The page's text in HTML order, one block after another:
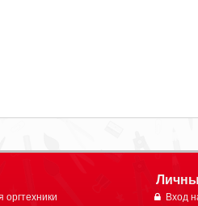
оргтехники
Вход